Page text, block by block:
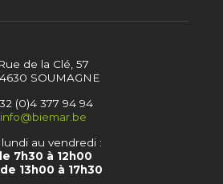
Rue de la Clé, 57
SOUMAGNE
(0)4 377 94 94
info@biemar.be
au vendredi :
7h30 à 12h00
13h00 à 17h30